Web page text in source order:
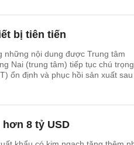
bị tiên tiến
những nội dung được Trung tâm
Nai (trung tâm) tiếp tục chú trọng
ổn định và phục hồi sản xuất sau
8 tỷ USD